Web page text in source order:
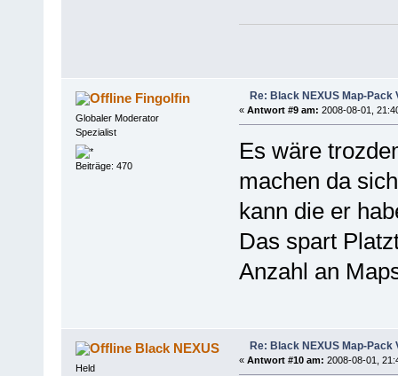
Fingolfin
Globaler Moderator
Spezialist
Beiträge: 470
Re: Black NEXUS Map-Pack
« Antwort #9 am: 2008-08-01,
Es wäre
machen da
kann die er
Das spart
Anzahl an
Black NEXUS
Held
Re: Black NEXUS Map-Pack
« Antwort #10 am: 2008-08-01,